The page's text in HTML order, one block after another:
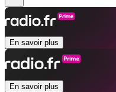
En savoir plus
En savoir plus